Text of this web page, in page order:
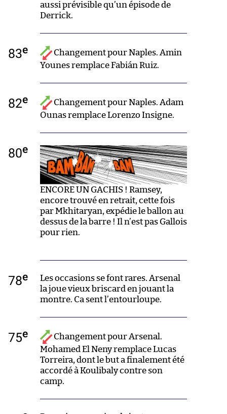
aussi prévisible qu’un épisode de
Derrick.
83e
Changement pour Naples. Amin
Younes remplace Fabián Ruiz.
82e
Changement pour Naples. Adam
Ounas remplace Lorenzo Insigne.
80e
ENCORE UN GACHIS ! Ramsey,
encore trouvé en retrait, cette fois
par Mkhitaryan, expédie le ballon au
dessus de la barre ! Il n’est pas Gallois
pour rien.
78e
Les occasions se font rares. Arsenal
la joue vieux briscard en jouant la
montre. Ca sent l’entourloupe.
75e
Changement pour Arsenal.
Mohamed El Neny remplace Lucas
Torreira, dont le but a finalement été
accordé à Koulibaly contre son
camp.